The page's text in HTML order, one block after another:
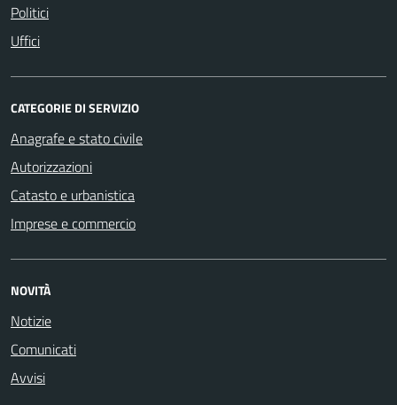
Politici
Uffici
CATEGORIE DI SERVIZIO
Anagrafe e stato civile
Autorizzazioni
Catasto e urbanistica
Imprese e commercio
NOVITÀ
Notizie
Comunicati
Avvisi